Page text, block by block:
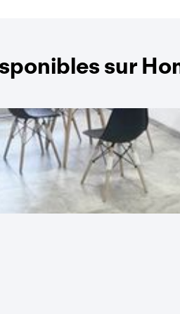
sur